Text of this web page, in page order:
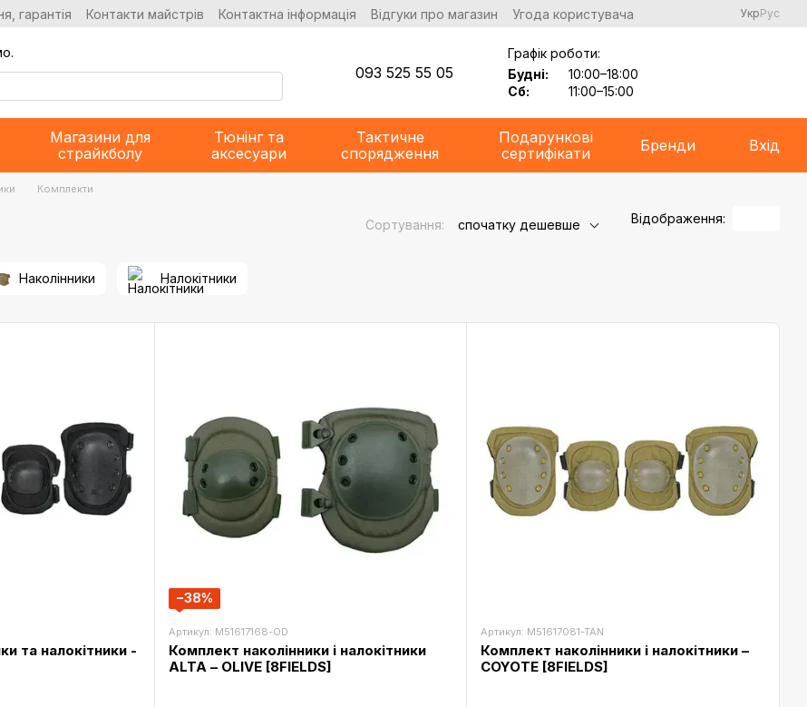
гарантія Контакти майстрів Контактна інформація Відгуки про магазин Угода користувача УкрРус
093 525 55 05
Графік роботи:
Будні:
10:00–18:00
Сб:
11:00–15:00
Магазини для
страйкболу
Тюнінг та
аксесуари
Тактичне
спорядження
Подарункові
сертифікати
Бренди Вхід
Комплекти
Сортування: спочатку дешевше Відображення:
Наколінники Налокітники
та налокітники -
−38%
Артикул: M51617168-OD
Комплект наколінники і налокітники
ALTA – OLIVE [8FIELDS]
Артикул: M51617081-TAN
Комплект наколінники і налокітники –
COYOTE [8FIELDS]